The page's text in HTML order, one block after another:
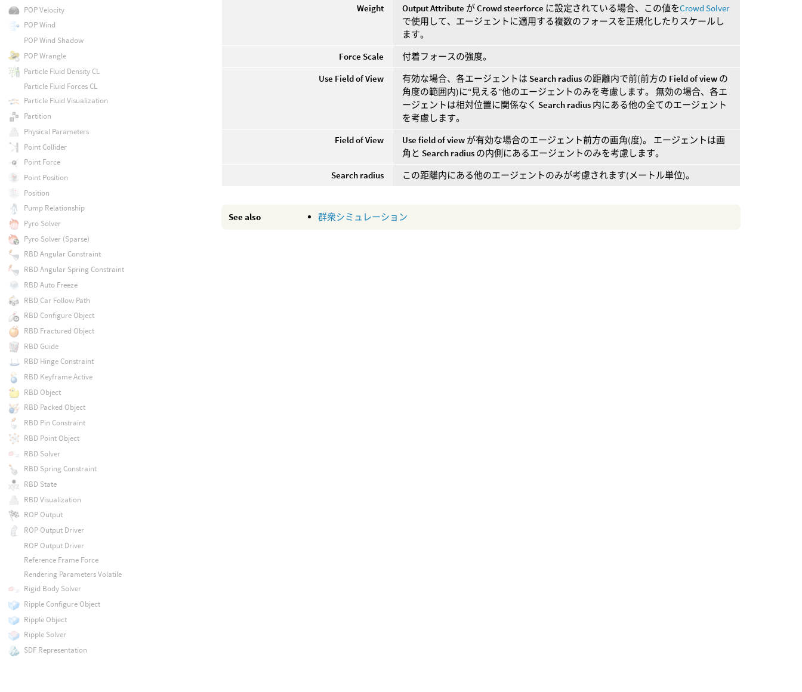
Weight
Output Attribute がCrowd steerforce に設定されている場合、この値をCrowd Solver
で使用して、エージェントに適用する複数のフォースを正規化したりスケールし
ます。
Force Scale
付着フォースの強度。
Use Field of View
有効な場合、各エージェントは Search radius の距離内で前(前方の Field of view の
角度の範囲内)に“見える”他のエージェントのみを考慮します。 無効の場合、各エ
ージェントは相対位置に関係なく Search radius 内にある他の全てのエージェント
を考慮します。
Field of View
Use field of view が有効な場合のエージェント前方の画角(度)。 エージェントは画
角と Search radius の内側にあるエージェントのみを考慮します。
Search radius
この距離内にある他のエージェントのみが考慮されます(メートル単位)。
See also 群衆シミュレーション
POP Velocity
POP Wind
POP Wind Shadow
POP Wrangle
Particle Fluid Density CL
Particle Fluid Forces CL
Particle Fluid Visualization
Partition
Physical Parameters
Point Collider
Point Force
Point Position
Position
Pump Relationship
Pyro Solver
Pyro Solver (Sparse)
RBD Angular Constraint
RBD Angular Spring Constraint
RBD Auto Freeze
RBD Car Follow Path
RBD Configure Object
RBD Fractured Object
RBD Guide
RBD Hinge Constraint
RBD Keyframe Active
RBD Object
RBD Packed Object
RBD Pin Constraint
RBD Point Object
RBD Solver
RBD Spring Constraint
RBD State
RBD Visualization
ROP Output
ROP Output Driver
ROP Output Driver
Reference Frame Force
Rendering Parameters Volatile
Rigid Body Solver
Ripple Configure Object
Ripple Object
Ripple Solver
SDF Representation